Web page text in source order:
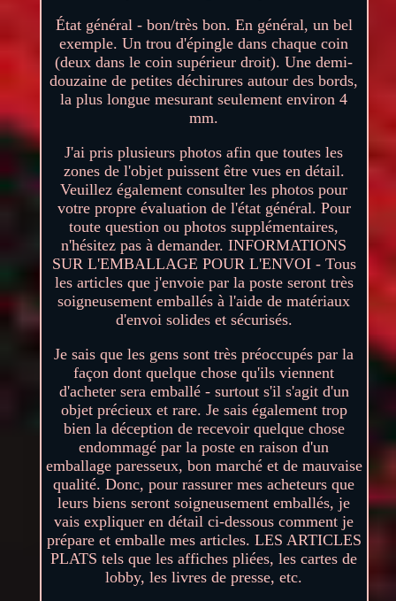
État général - bon/très bon. En général, un bel
exemple. Un trou d'épingle dans chaque coin
(deux dans le coin supérieur droit). Une demi-
douzaine de petites déchirures autour des bords,
la plus longue mesurant seulement environ 4
mm.
J'ai pris plusieurs photos afin que toutes les
zones de l'objet puissent être vues en détail.
Veuillez également consulter les photos pour
votre propre évaluation de l'état général. Pour
toute question ou photos supplémentaires,
n'hésitez pas à demander. INFORMATIONS
SUR L'EMBALLAGE POUR L'ENVOI - Tous
les articles que j'envoie par la poste seront très
soigneusement emballés à l'aide de matériaux
d'envoi solides et sécurisés.
Je sais que les gens sont très préoccupés par la
façon dont quelque chose qu'ils viennent
d'acheter sera emballé - surtout s'il s'agit d'un
objet précieux et rare. Je sais également trop
bien la déception de recevoir quelque chose
endommagé par la poste en raison d'un
emballage paresseux, bon marché et de mauvaise
qualité. Donc, pour rassurer mes acheteurs que
leurs biens seront soigneusement emballés, je
vais expliquer en détail ci-dessous comment je
prépare et emballe mes articles. LES ARTICLES
PLATS tels que les affiches pliées, les cartes de
lobby, les livres de presse, etc.